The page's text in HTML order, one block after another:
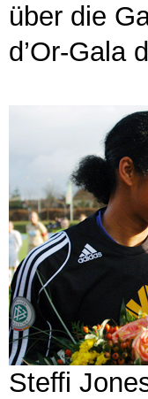
über die
d’Or-Gala
Steffi